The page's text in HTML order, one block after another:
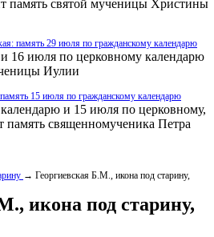
память святой мученицы Христины
память 29 июля по гражданскому календарю
16 июля по церковному календарю
Иулии
15 июля по гражданскому календарю
и 15 июля по церковному,
память священномученика Петра
→ Георгиевская Б.М., икона под старину,
икона под старину,